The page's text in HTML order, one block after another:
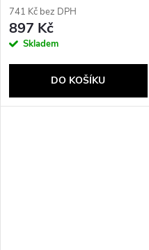
741 Kč bez DPH
897 Kč
Skladem
DO KOŠÍKU